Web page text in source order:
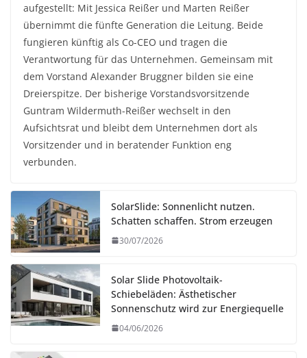
aufgestellt: Mit Jessica Reißer und Marten Reißer
übernimmt die fünfte Generation die Leitung. Beide
fungieren künftig als Co-CEO und tragen die
Verantwortung für das Unternehmen. Gemeinsam mit
dem Vorstand Alexander Bruggner bilden sie eine
Dreierspitze. Der bisherige Vorstandsvorsitzende
Guntram Wildermuth-Reißer wechselt in den
Aufsichtsrat und bleibt dem Unternehmen dort als
Vorsitzender und in beratender Funktion eng
verbunden.
SolarSlide: Sonnenlicht nutzen.
Schatten schaffen. Strom erzeugen
30/07/2026
Solar Slide Photovoltaik-
Schiebeläden: Ästhetischer
Sonnenschutz wird zur Energiequelle
04/06/2026